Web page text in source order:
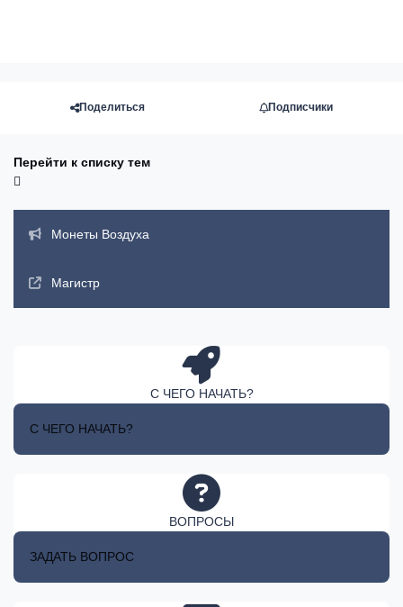
Поделиться Подписчики
Перейти к списку тем
Монеты Воздуха
Магистр
С ЧЕГО НАЧАТЬ?
С ЧЕГО НАЧАТЬ?
ВОПРОСЫ
ЗАДАТЬ ВОПРОС